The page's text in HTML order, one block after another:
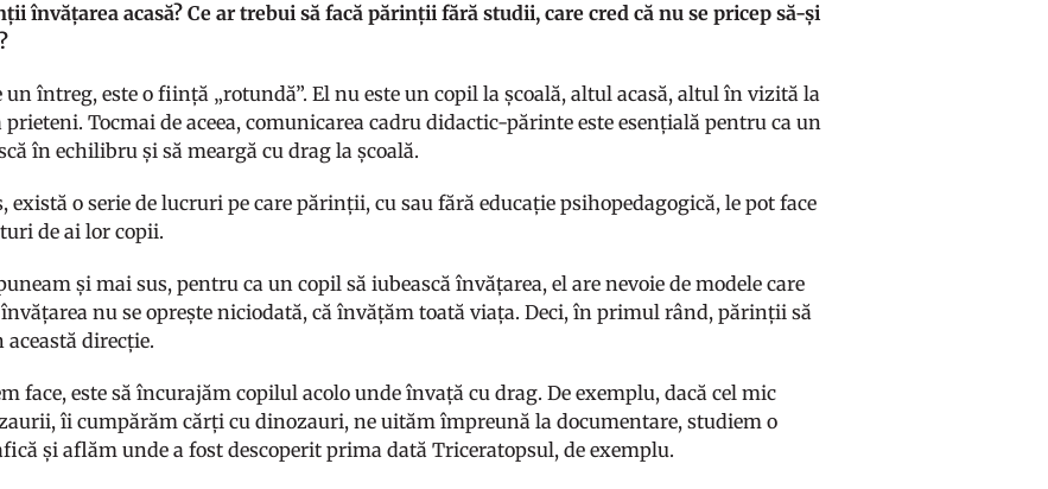
învățarea acasă? Ce ar trebui să facă părinții fără studii, care cred că nu se pricep să-și
un întreg, este o ființă „rotundă”. El nu este un copil la școală, altul acasă, altul în vizită la
Tocmai de aceea, comunicarea cadru didactic-părinte este esențială pentru ca un
în echilibru și să meargă cu drag la școală.
există o serie de lucruri pe care părinții, cu sau fără educație psihopedagogică, le pot face
de ai lor copii.
și mai sus, pentru ca un copil să iubească învățarea, el are nevoie de modele care
nu se oprește niciodată, că învățăm toată viața. Deci, în primul rând, părinții să
direcție.
face, este să încurajăm copilul acolo unde învață cu drag. De exemplu, dacă cel mic
îi cumpărăm cărți cu dinozauri, ne uităm împreună la documentare, studiem o
și aflăm unde a fost descoperit prima dată Triceratopsul, de exemplu.